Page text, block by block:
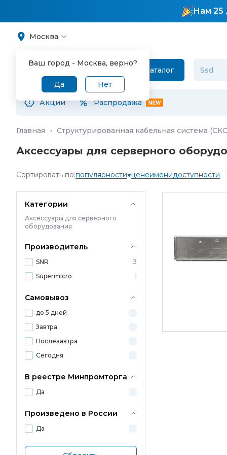
Нам 25
Москва
Ваш город - Москва, верно?
Да Нет
Каталог
Акции Распродажа
Главная · Структурированная кабельная система
Аксессуары для серверного
Сортировать по:популярности ценеименидоступности
Категории
Аксессуары для серверного
оборудования
Производитель
SNR
3
Supermicro
1
Самовывоз
до 5 дней
Завтра
Послезавтра
Сегодня
В реестре Минпромторга
Да
Произведено в России
Да